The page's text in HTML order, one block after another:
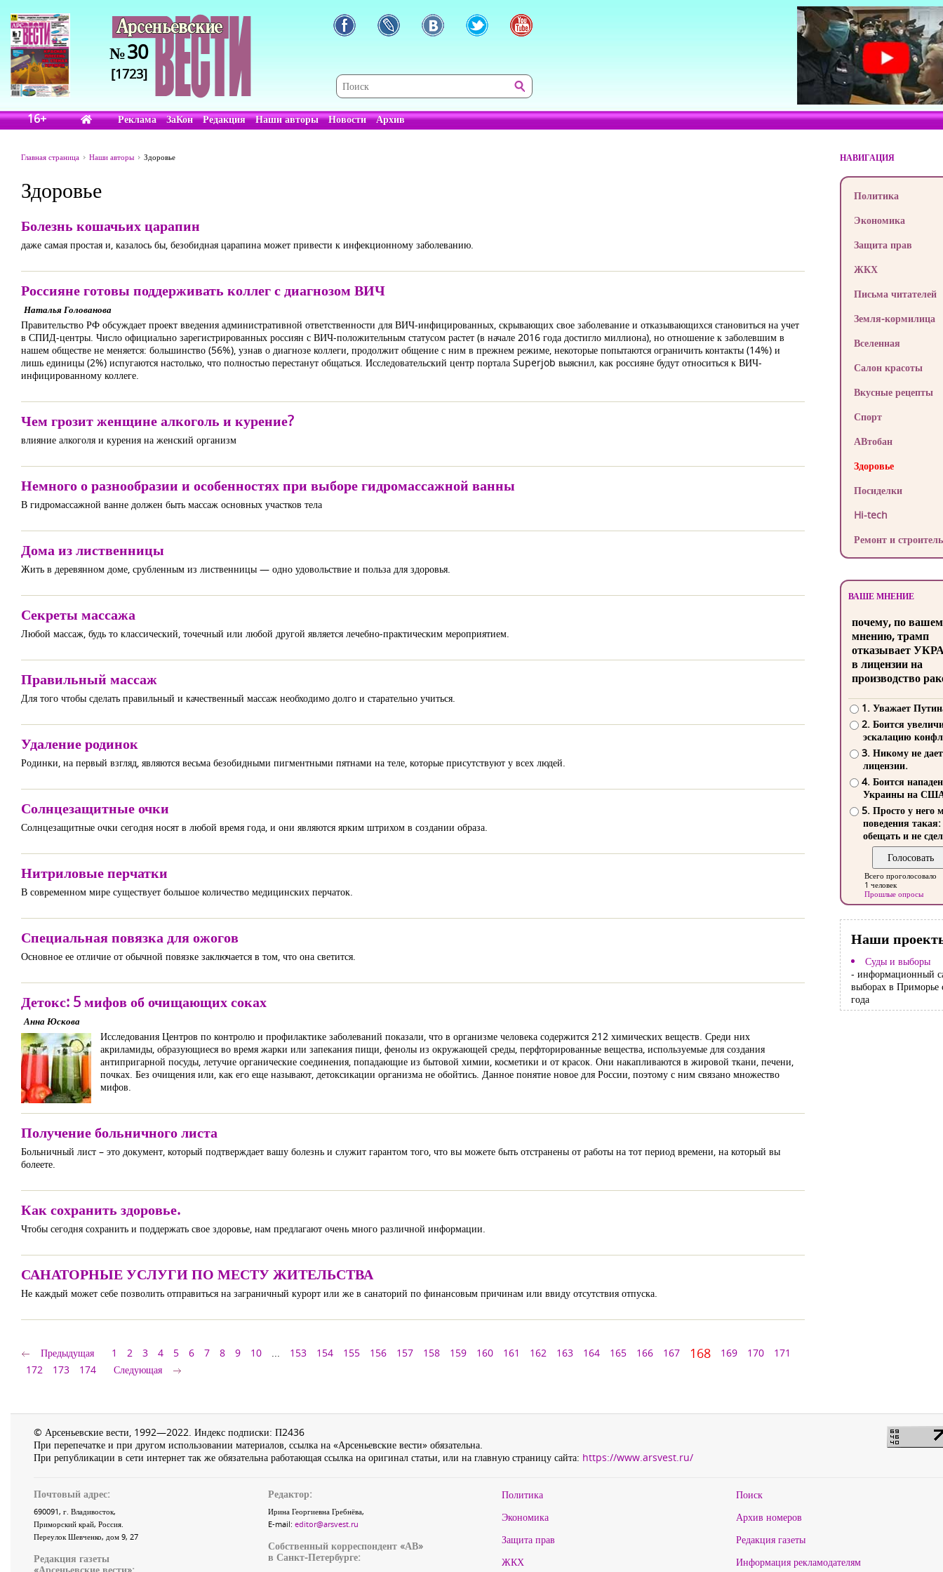
№30
[1723]
16+ Реклама ЗаКон Редакция Наши авторы Новости Архив
Главная страница Наши авторы Здоровье
Здоровье
Болезнь кошачьих царапин
даже самая простая и, казалось бы, безобидная царапина может привести к инфекционному заболеванию.
Россияне готовы поддерживать коллег с диагнозом ВИЧ
Наталья Голованова
Правительство РФ обсуждает проект введения административной ответственности для ВИЧ-инфицированных, скрывающих свое заболевание и отказывающихся становиться на учет
в СПИД-центры. Число официально зарегистрированных россиян с ВИЧ-положительным статусом растет (в начале 2016 года достигло миллиона), но отношение к заболевшим в
нашем обществе не меняется: большинство (56%), узнав о диагнозе коллеги, продолжит общение с ним в прежнем режиме, некоторые попытаются ограничить контакты (14%) и
лишь единицы (2%) испугаются настолько, что полностью перестанут общаться. Исследовательский центр портала Superjob выяснил, как россияне будут относиться к ВИЧ-
инфицированному коллеге.
Чем грозит женщине алкоголь и курение?
влияние алкоголя и курения на женский организм
Немного о разнообразии и особенностях при выборе гидромассажной ванны
В гидромассажной ванне должен быть массаж основных участков тела
Дома из лиственницы
Жить в деревянном доме, срубленным из лиственницы — одно удовольствие и польза для здоровья.
Секреты массажа
Любой массаж, будь то классический, точечный или любой другой является лечебно-практическим мероприятием.
Правильный массаж
Для того чтобы сделать правильный и качественный массаж необходимо долго и старательно учиться.
Удаление родинок
Родинки, на первый взгляд, являются весьма безобидными пигментными пятнами на теле, которые присутствуют у всех людей.
Солнцезащитные очки
Солнцезащитные очки сегодня носят в любой время года, и они являются ярким штрихом в создании образа.
Нитриловые перчатки
В современном мире существует большое количество медицинских перчаток.
Специальная повязка для ожогов
Основное ее отличие от обычной повязке заключается в том, что она светится.
Детокс: 5 мифов об очищающих соках
Анна Юскова
Исследования Центров по контролю и профилактике заболеваний показали, что в организме человека содержится 212 химических веществ. Среди них
акриламиды, образующиеся во время жарки или запекания пищи, фенолы из окружающей среды, перфторированные вещества, используемые для создания
антипригарной посуды, летучие органические соединения, попадающие из бытовой химии, косметики и от красок. Они накапливаются в жировой ткани, печени,
почках. Без очищения или, как его еще называют, детоксикации организма не обойтись. Данное понятие новое для России, поэтому с ним связано множество
мифов.
Получение больничного листа
Больничный лист – это документ, который подтверждает вашу болезнь и служит гарантом того, что вы можете быть отстранены от работы на тот период времени, на который вы
болеете.
Как сохранить здоровье.
Чтобы сегодня сохранить и поддержать свое здоровье, нам предлагают очень много различной информации.
САНАТОРНЫЕ УСЛУГИ ПО МЕСТУ ЖИТЕЛЬСТВА
Не каждый может себе позволить отправиться на заграничный курорт или же в санаторий по финансовым причинам или ввиду отсутствия отпуска.
Предыдущая 1 2 3 4 5 6 7 8 9 10 ... 153 154 155 156 157 158 159 160 161 162 163 164 165 166 167 168 169 170
171
172
173 174 Следующая
НАВИГАЦИЯ
Политика
Экономика
Защита прав
ЖКХ
Письма читателей
Земля-кормилица
Вселенная
Салон красоты
Вкусные рецепты
Спорт
АВтобан
Здоровье
Посиделки
Hi-tech
Ремонт и
ВАШЕ МНЕНИЕ
почему, по
мнению, трамп
отказывает
в лицензии на
производство
1. Уважает
2. Боится
эскалацию
3. Никому не
лицензии.
4. Боится
Украины на
5. Просто у него
поведения такая:
обещать и не
Всего проголосовало
1 человек
Прошлые опросы
Наши
Суды и выборы
- информационный
выборах в Приморье
года
© Арсеньевские вести, 1992—2022. Индекс подписки: П2436
При перепечатке и при другом использовании материалов, ссылка на «Арсеньевские вести» обязательна.
При републикации в сети интернет так же обязательна работающая ссылка на оригинал статьи, или на главную страницу сайта: https://www.arsvest.ru/
Почтовый адрес:
690091, г. Владивосток,
Приморский край, Россия.
Переулок Шевченко, дом 9, 27
Редакция газеты
Редактор:
Ирина Георгиевна Гребнёва,
E-mail: editor@arsvest.ru
Собственный корреспондент «АВ»
в Санкт-Петербурге:
Политика
Экономика
Защита прав
ЖКХ
Поиск
Архив номеров
Редакция газеты
Информация рекламодателям